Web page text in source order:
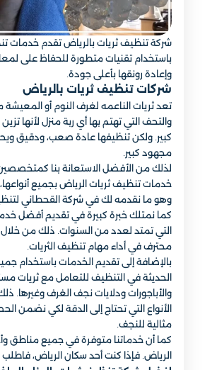
شركة تنظيف ثريات بالرياض تقدم خدمات
باستخدام تقنيات متطورة للحفاظ على
وإعادة رونقها بأعلى جودة.
شركات تنظيف ثريات بالرياض
تعد ثريات الناعمه لغرف النوم أو المعيشة
والتحف التي تهتم بها أي ربة منزل لأنها
كبير. ولكن تنظيفها عادة صعب، ودقيق
مجهود كبير.
لذلك من الأفضل الاستعانة بنا
خدمات تنظيف ثريات الرياض بجميع أنواعها،
وهو ما نقدمه لك في شركة القحطاني
كما نمتلك خبرة كبيرة في تقديم أفضل
التي تمتد لعدد من السنوات. ذلك من
محترف في أداء مهام تنظيف الثريات.
بالإضافة إلى تقديم الخدمات باستخدام
الحديثة في التنظيف للتعامل مع ثريات
والأباجورات ودلايات نجف الغرف وغيرها.
الأنواع التي تحتاج إلى الدقة لكي نضمن
مثالية للنجف.
كما أن خدماتنا متوفرة في جميع مناطق
الرياض. فإذا كنت أحد سكان الرياض،